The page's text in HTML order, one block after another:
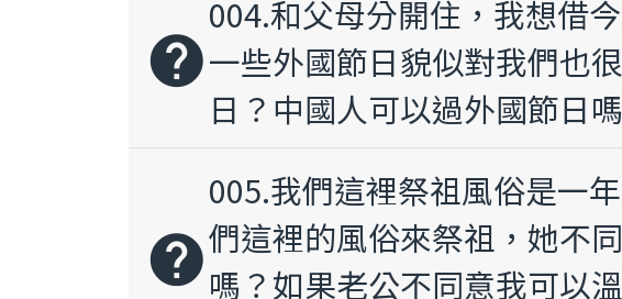
help
004.和父母分開住，我想借
一些外國節日貌似對我們也
日？中國人可以過外國節日
help
005.我們這裡祭祖風俗是一
們這裡的風俗來祭祖，她不
嗎？如果老公不同意我可以